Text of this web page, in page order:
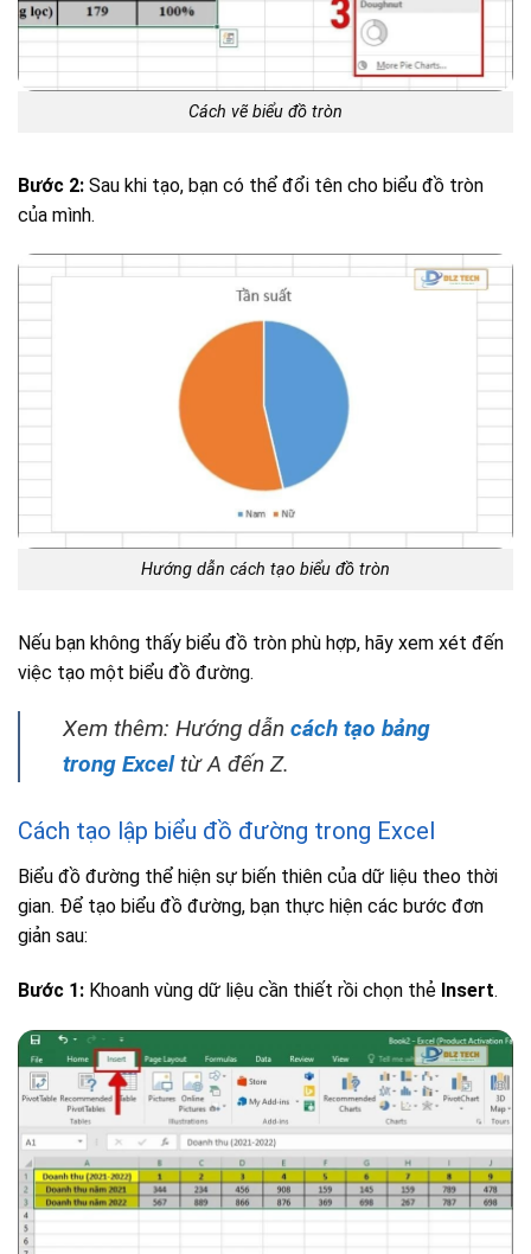
Cách vẽ biểu đồ tròn
Bước 2: Sau khi tạo, bạn có thể đổi tên cho biểu đồ tròn
của mình.
Hướng dẫn cách tạo biểu đồ tròn
Nếu bạn không thấy biểu đồ tròn phù hợp, hãy xem xét đến
việc tạo một biểu đồ đường.
Xem thêm: Hướng dẫn cách tạo bảng
trong Excel từ A đến Z.
Cách tạo lập biểu đồ đường trong Excel
Biểu đồ đường thể hiện sự biến thiên của dữ liệu theo thời
gian. Để tạo biểu đồ đường, bạn thực hiện các bước đơn
giản sau:
Bước 1: Khoanh vùng dữ liệu cần thiết rồi chọn thẻ Insert.